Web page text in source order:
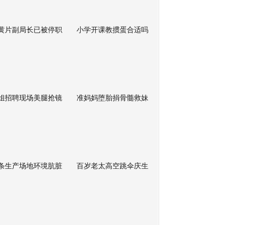
片副局长已被停职 小学开课教掼蛋合适吗
招聘现场美腿抢镜 准妈妈堕胎捐骨髓救妹
生产场地环境肮脏 百岁老太高空跳伞庆生